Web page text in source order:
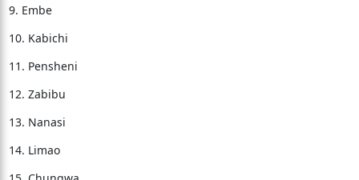
9. Embe
10. Kabichi
11. Pensheni
12. Zabibu
13. Nanasi
14. Limao